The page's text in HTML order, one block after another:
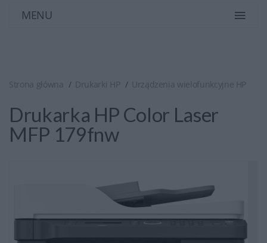
MENU
Strona główna Drukarki HP Urządzenia wielofunkcyjne HP
Drukarka HP Color Laser
MFP 179fnw